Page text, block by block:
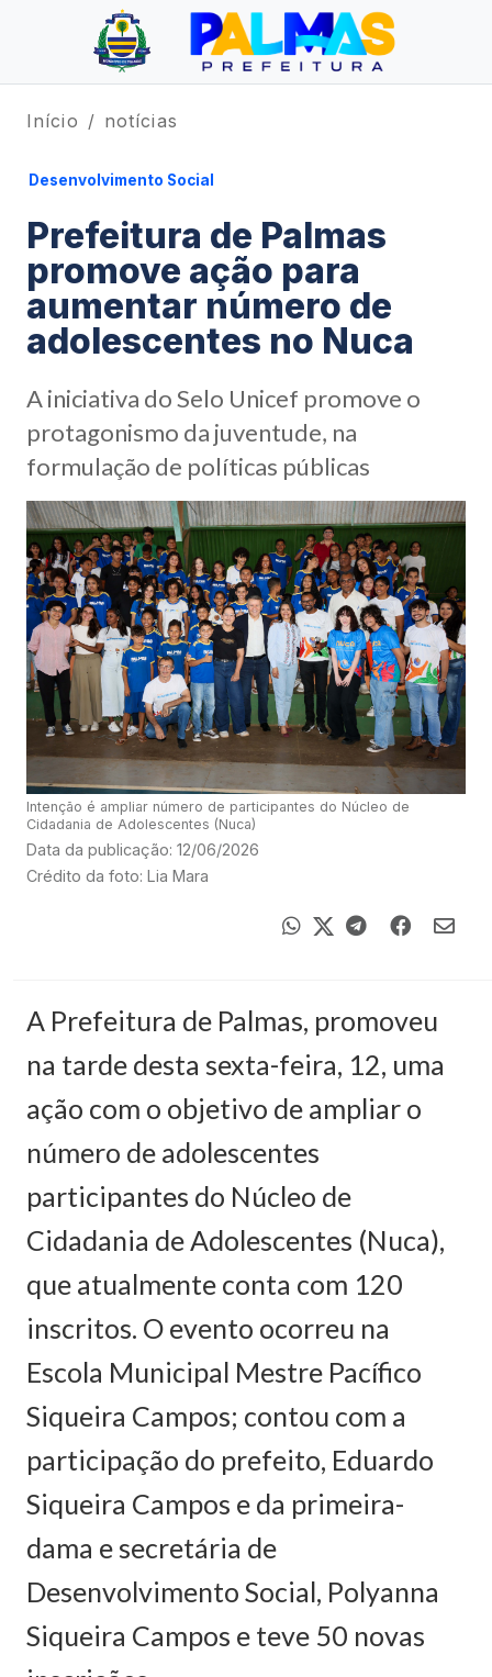
Início notícias
Desenvolvimento Social
Prefeitura de Palmas
promove ação para
aumentar número de
adolescentes no Nuca
A iniciativa do Selo Unicef promove o
protagonismo da juventude, na
formulação de políticas públicas
Intenção é ampliar número de participantes do Núcleo de
Cidadania de Adolescentes (Nuca)
Data da publicação: 12/06/2026
Crédito da foto: Lia Mara
A Prefeitura de Palmas, promoveu
na tarde desta sexta-feira, 12, uma
ação com o objetivo de ampliar o
número de adolescentes
participantes do Núcleo de
Cidadania de Adolescentes (Nuca),
que atualmente conta com 120
inscritos. O evento ocorreu na
Escola Municipal Mestre Pacífico
Siqueira Campos; contou com a
participação do prefeito, Eduardo
Siqueira Campos e da primeira-
dama e secretária de
Desenvolvimento Social, Polyanna
Siqueira Campos e teve 50 novas